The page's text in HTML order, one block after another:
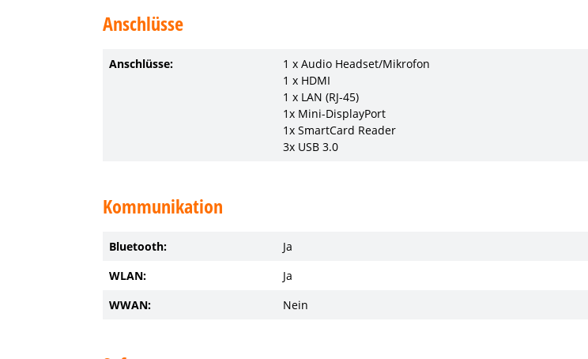
Anschlüsse
Anschlüsse:
1 x Audio Headset/Mikrofon
1 x HDMI
1 x LAN (RJ-45)
1x Mini-DisplayPort
1x SmartCard Reader
3x USB 3.0
Kommunikation
Bluetooth:
Ja
WLAN:
Ja
WWAN:
Nein